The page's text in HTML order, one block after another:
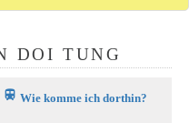
DOI TUNG
train Wie komme ich dorthin?